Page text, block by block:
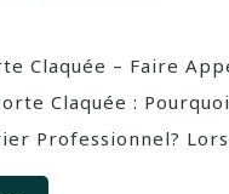
Claquée – Faire
Claquée :
Professionnel?